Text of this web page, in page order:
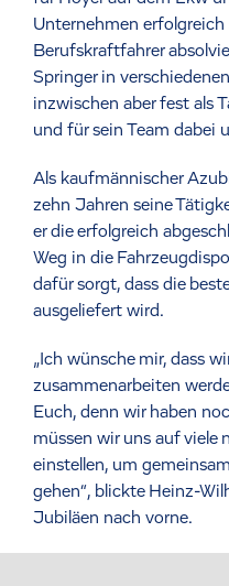
Unternehmen
Berufskraftfahrer
Springer in
inzwischen aber fest als
und für sein Team dabei
Als kaufmännischer
zehn Jahren seine
er die erfolgreich
Weg in die
dafür sorgt, dass die
ausgeliefert wird.
„Ich wünsche mir, dass
zusammenarbeiten
Euch, denn wir haben
müssen wir uns auf viele
einstellen, um
gehen“, blickte Heinz-
Jubiläen nach vorne.